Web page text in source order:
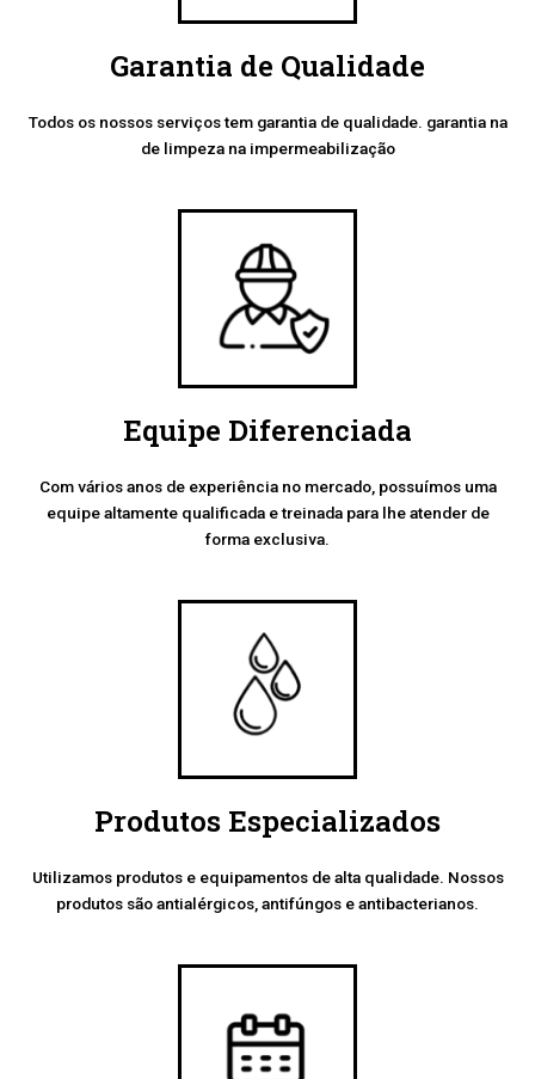
Garantia de Qualidade
Todos os nossos serviços tem garantia de qualidade. garantia na
de limpeza na impermeabilização
Equipe Diferenciada
Com vários anos de experiência no mercado, possuímos uma
equipe altamente qualificada e treinada para lhe atender de
forma exclusiva.
Produtos Especializados
Utilizamos produtos e equipamentos de alta qualidade. Nossos
produtos são antialérgicos, antifúngos e antibacterianos.